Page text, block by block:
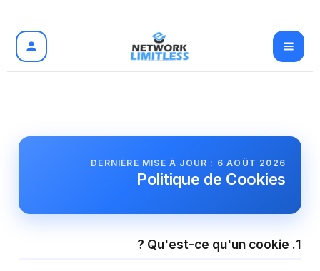
تخطي
إلى
المحتوى
DERNIÈRE MISE À JOUR : 6 AOÛT 2026
Politique de Cookies
1. Qu'est-ce qu'un cookie ?